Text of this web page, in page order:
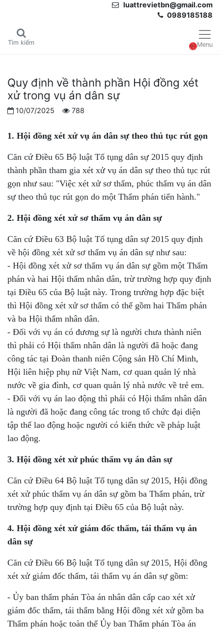
luattrevietbn@gmail.com
0989185188
Tìm kiếm Menu
Quy định về thành phần Hội đồng xét
xử trong vụ án dân sự
10/07/2025 788
1. Hội đồng xét xử vụ án dân sự theo thủ tục rút gọn
Căn cứ Điều 65 Bộ luật Tố tụng dân sự 2015 quy định
thành phần tham gia xét xử vụ án dân sự theo thủ tục rút
gọn như sau: "Việc xét xử sơ thẩm, phúc thẩm vụ án dân
sự theo thủ tục rút gọn do một Thẩm phán tiến hành."
2. Hội đồng xét xử sơ thẩm vụ án dân sự
Căn cứ Điều 63 Bộ luật Tố tụng dân sự 2015 quy định
về hội đồng xét xử sơ thẩm vụ án dân sự như sau:
- Hội đồng xét xử sơ thẩm vụ án dân sự gồm một Thẩm
phán và hai Hội thẩm nhân dân, trừ trường hợp quy định
tại Điều 65 của Bộ luật này. Trong trường hợp đặc biệt
thì Hội đồng xét xử sơ thẩm có thể gồm hai Thẩm phán
và ba Hội thẩm nhân dân.
- Đối với vụ án có đương sự là người chưa thành niên
thì phải có Hội thẩm nhân dân là người đã hoặc đang
công tác tại Đoàn thanh niên Cộng sản Hồ Chí Minh,
Hội liên hiệp phụ nữ Việt Nam, cơ quan quản lý nhà
nước về gia đình, cơ quan quản lý nhà nước về trẻ em.
- Đối với vụ án lao động thì phải có Hội thẩm nhân dân
là người đã hoặc đang công tác trong tổ chức đại diện
tập thể lao động hoặc người có kiến thức về pháp luật
lao động.
3. Hội đồng xét xử phúc thẩm vụ án dân sự
Căn cứ Điều 64 Bộ luật Tố tụng dân sự 2015, Hội đồng
xét xử phúc thẩm vụ án dân sự gồm ba Thẩm phán, trừ
trường hợp quy định tại Điều 65 của Bộ luật này.
4. Hội đồng xét xử giám đốc thẩm, tái thẩm vụ án
dân sự
Căn cứ Điều 66 Bộ luật Tố tụng dân sự 2015, Hội đồng
xét xử giám đốc thẩm, tái thẩm vụ án dân sựgồm:
- Ủy ban thẩm phán Tòa án nhân dân cấp cao xét xử
giám đốc thẩm, tái thẩm bằng Hội đồng xét xử gồm ba
Thẩm phán hoặc toàn thể Ủy ban Thẩm phán Tòa án